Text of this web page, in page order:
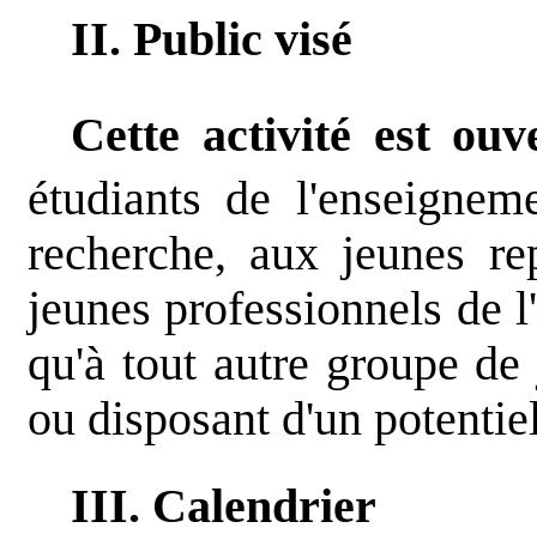
II. Public visé
Cette activité est
étudiants de
recherche, aux jeunes
jeunes professionnels de
qu'à tout autre groupe
ou disposant d'un
III. Calendrier